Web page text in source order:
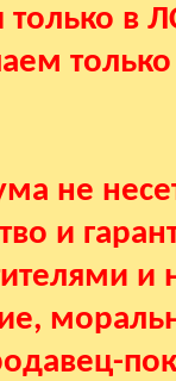
только в
не
и
и